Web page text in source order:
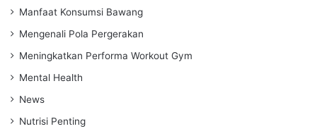
Manfaat Konsumsi Bawang
Mengenali Pola Pergerakan
Meningkatkan Performa Workout Gym
Mental Health
News
Nutrisi Penting